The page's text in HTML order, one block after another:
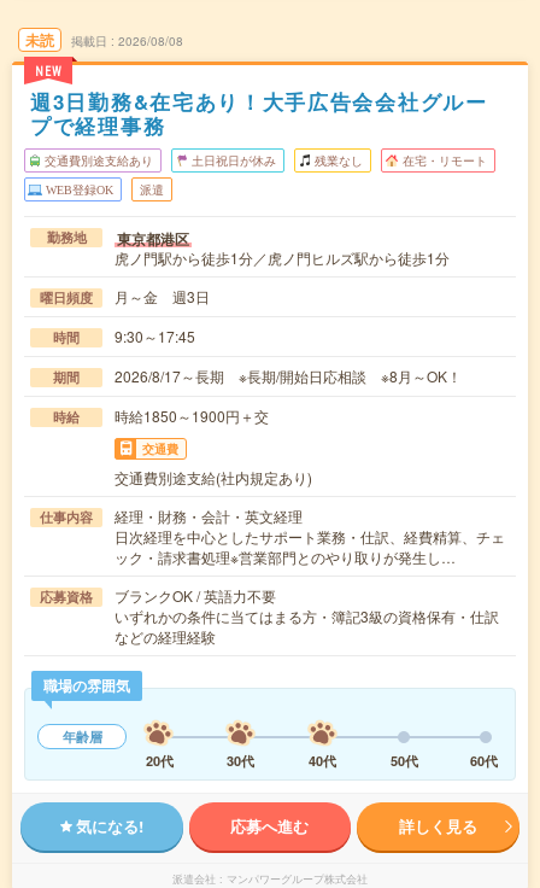
未読
NEW
掲載日 2026/08/08
週3日勤務&在宅あり！大手広告会会社グルー
プで経理事務
交通費別途支給あり 土日祝日が休み 残業なし 在宅・リモート
WEB登録OK 派遣
勤務地 東京都港区
虎ノ門駅から徒歩1分／虎ノ門ヒルズ駅から徒歩1分
曜日頻度 月～金 週3日
時間 9:30～17:45
期間 2026/8/17～長期 ※長期/開始日応相談 ※8月～OK！
時給 時給1850～1900円＋交
交通費
交通費別途支給(社内規定あり)
仕事内容
経理・財務・会計・英文経理
日次経理を中心としたサポート業務・仕訳、経費精算、チェ
ック・請求書処理※営業部門とのやり取りが発生し…
応募資格
ブランクOK / 英語力不要
いずれかの条件に当てはまる方・簿記3級の資格保有・仕訳
などの経理経験
職場の雰囲気
年齢層
20代
30代 40代 50代 60代
気になる! 応募へ進む 詳しく見る
派遣会社 マンパワーグループ株式会社